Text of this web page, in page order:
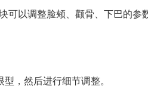
可以调整脸颊、颧骨、下巴的参
，然后进行细节调整。